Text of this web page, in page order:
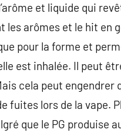
et liquide qui
arômes et le hit en
pour la forme et
est inhalée. Il peut
cela peut engendrer
fuites lors de la vape.
que le PG produise